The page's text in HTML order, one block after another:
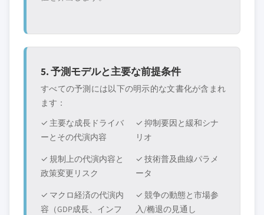
5. 予測モデルと主要な前提条件
すべての予測には以下の明示的な文書化が含まれ
ます：
✓ 主要な成長ドライバ
ーとその代演内容
✓ 抑制要因と緩和シナ
リオ
✓ 規制上の代演内容と
政策変更リスク
✓ 技術普及曲線パラメ
ータ
✓ マクロ経済の代演内
容（GDP成長、インフ
✓ 競争の動態と市場参
入/椭退の見通し